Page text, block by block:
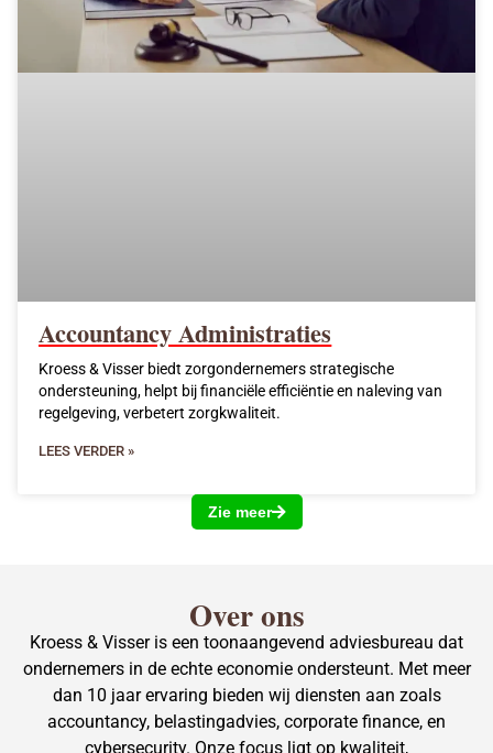
Accountancy Administraties
Kroess & Visser biedt zorgondernemers strategische
ondersteuning, helpt bij financiële efficiëntie en naleving van
regelgeving, verbetert zorgkwaliteit.
LEES VERDER »
Zie meer
Over ons
Kroess & Visser is een toonaangevend adviesbureau dat
ondernemers in de echte economie ondersteunt. Met meer
dan 10 jaar ervaring bieden wij diensten aan zoals
accountancy, belastingadvies, corporate finance, en
cybersecurity. Onze focus ligt op kwaliteit,